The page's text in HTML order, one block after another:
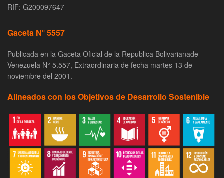
RIF: G200097647
Gaceta N° 5557
Publicada en la Gaceta Oficial de la Republica Bolivarianade
Venezuela N° 5.557, Extraordinaria de fecha martes 13 de
noviembre del 2001.
Alineados con los Objetivos de Desarrollo Sostenible